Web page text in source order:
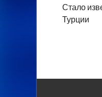
Стало
Турции